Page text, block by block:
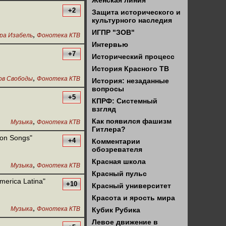
+2
Изабель, Фонотека КТВ
+7
Свободы, Фонотека КТВ
+5
Музыка, Фонотека КТВ
Songs" +4
Музыка, Фонотека КТВ
Latina" +10
Музыка, Фонотека КТВ
Защита исторического и
культурного наследия
ИГПР "ЗОВ"
Интервью
Исторический процесс
История Красного ТВ
История: незаданные
вопросы
КПРФ: Системный
взгляд
Как появился фашизм
Гитлера?
Комментарии
обозревателя
Красная школа
Красный пульс
Красный университет
Красота и ярость мира
Кубик Рубика
Левое движение в